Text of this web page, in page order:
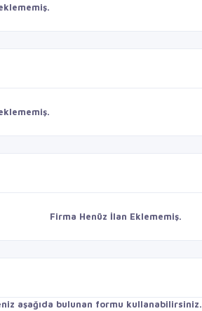
Firma Henüz İlan Eklememiş.
aşağıda bulunan formu kullanabilirsiniz.